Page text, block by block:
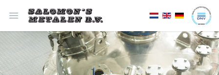
Open menu